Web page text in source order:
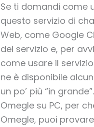
Se ti domandi come
questo servizio di
Web, come Google
del servizio e, per
come usare il
ne è disponibile
un po’ più “in
Omegle su PC, per
Omegle, puoi